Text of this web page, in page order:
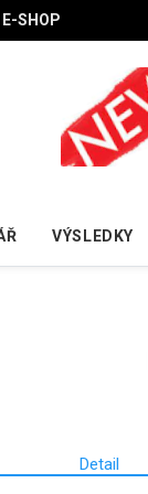
E-SHOP
VÝSLEDKY
Detail